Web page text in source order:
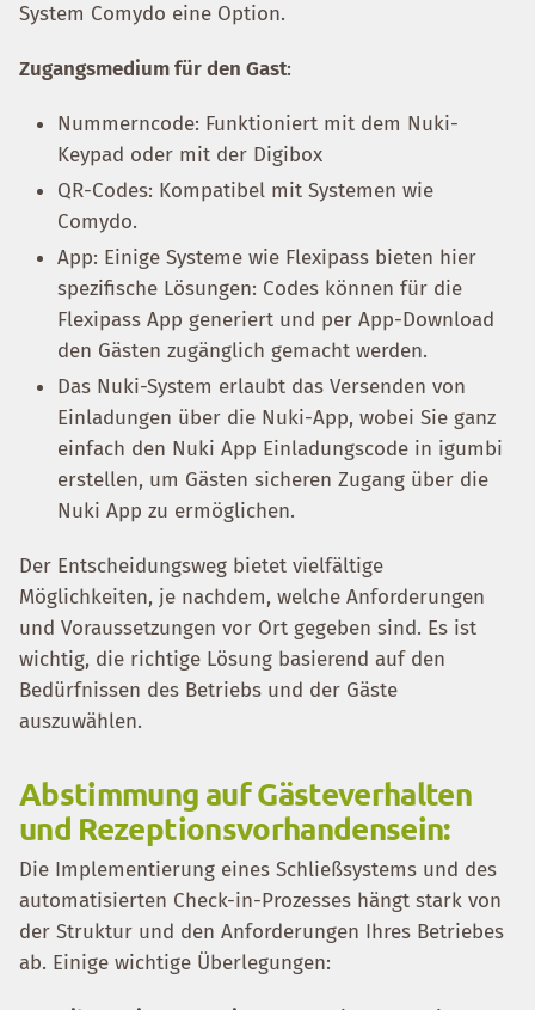
System Comydo eine Option.
Zugangsmedium für den Gast:
Nummerncode: Funktioniert mit dem Nuki-
Keypad oder mit der Digibox
QR-Codes: Kompatibel mit Systemen wie
Comydo.
App: Einige Systeme wie Flexipass bieten hier
spezifische Lösungen: Codes können für die
Flexipass App generiert und per App-Download
den Gästen zugänglich gemacht werden.
Das Nuki-System erlaubt das Versenden von
Einladungen über die Nuki-App, wobei Sie ganz
einfach den Nuki App Einladungscode in igumbi
erstellen, um Gästen sicheren Zugang über die
Nuki App zu ermöglichen.
Der Entscheidungsweg bietet vielfältige
Möglichkeiten, je nachdem, welche Anforderungen
und Voraussetzungen vor Ort gegeben sind. Es ist
wichtig, die richtige Lösung basierend auf den
Bedürfnissen des Betriebs und der Gäste
auszuwählen.
Abstimmung auf Gästeverhalten
und Rezeptionsvorhandensein:
Die Implementierung eines Schließsystems und des
automatisierten Check-in-Prozesses hängt stark von
der Struktur und den Anforderungen Ihres Betriebes
ab. Einige wichtige Überlegungen: